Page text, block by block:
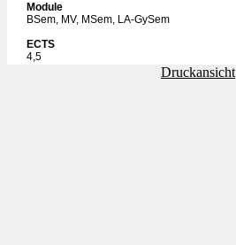
Module
BSem, MV, MSem, LA-GySem
ECTS
4,5
Druckansicht